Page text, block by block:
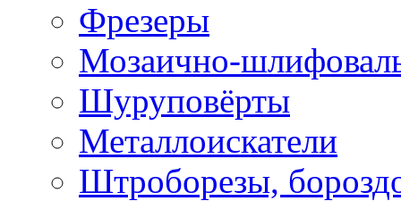
Фрезеры
Мозаично-
Шуруповёрты
Металлоискатели
Штроборезы,